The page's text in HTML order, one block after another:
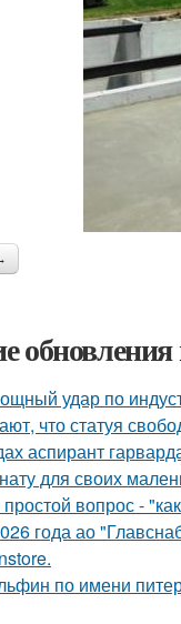
обновления
удар по
что статуя
аспирант
для своих
простой вопрос -
года ао
по имени